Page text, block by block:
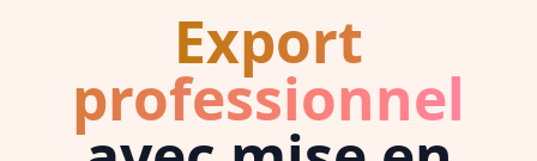
Export
professionnel